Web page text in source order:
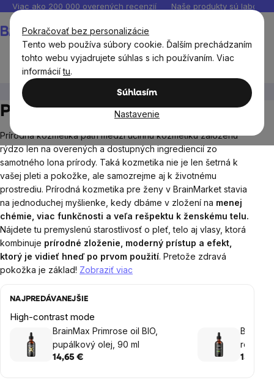
Pokračovať bez personalizácie
Tento web používa súbory cookie. Ďalším prechádzaním
tohto webu vyjadrujete súhlas s ich používaním. Viac
informáciítu.
Súhlasím
Nastavenie
Prejsť
obsah
Viac ako 200 000 overených recenzií Naše produkty sú
košík
Kozmetika pre ženy
Prírodná kozmetika pre ženy
Prírodná kozmetika patrí medzi účinnú kozmetiku založenú
rýdzo len na overených a dostupných ingrediencií zo
samotného lona prírody. Taká kozmetika nie je len šetrná k
vašej pleti a pokožke, ale samozrejme aj k životnému
prostrediu. Prírodná kozmetika pre ženy v BrainMarket stavia
na jednoduchej myšlienke, kedy dbáme v zložení na menej
chémie, viac funkčnosti a veľa rešpektu k ženskému telu.
Nájdete tu premyslenú starostlivosť o pleť, telo aj vlasy, ktorá
kombinuje prírodné zloženie, moderný prístup a efekt,
ktorý je vidieť hneď po prvom použití. Pretože zdravá
pokožka je základ! Zobraziť viac
NAJPREDÁVANEJŠIE
High-contrast mode
BrainMax Primrose oil BIO,
pupálkový olej, 90 ml
14,65 € 13,40 €